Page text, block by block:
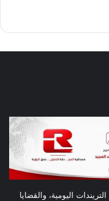
اليومية، والقضايا